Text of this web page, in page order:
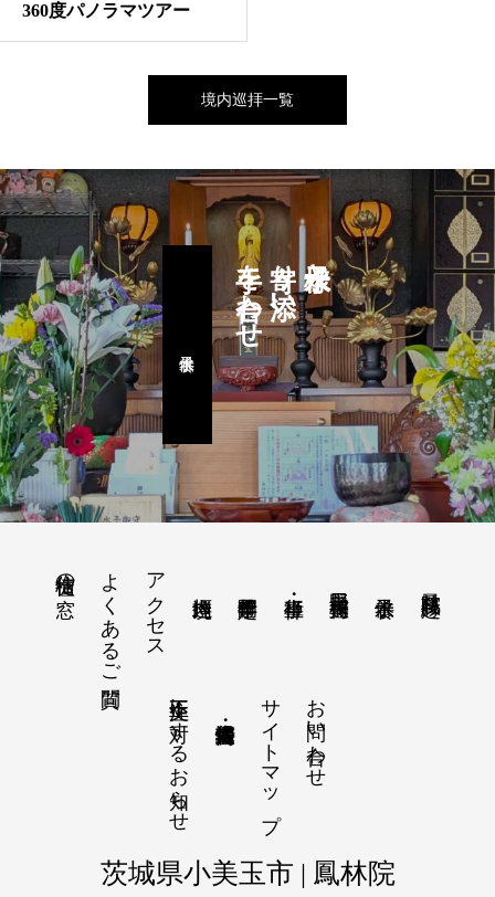
360度パノラマツアー
境内巡拝一覧
水子様と
寄り添い
手を合わせ
アクセス
よくあるご質問
檀信徒の窓
お問い合わせ
サイトマップ
不正注文に対するお知らせ
茨城県小美玉市 | 鳳林院